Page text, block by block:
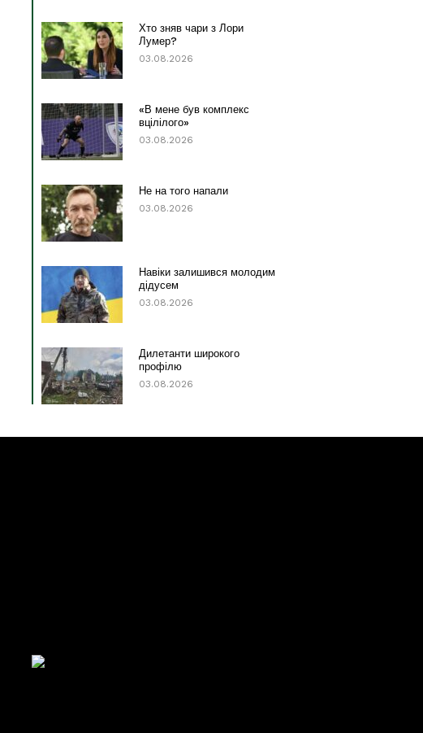
Хто зняв чари з Лори
Лумер?
03.08.2026
«В мене був комплекс
вцілілого»
03.08.2026
Не на того напали
03.08.2026
Навіки залишився молодим
дідусем
03.08.2026
Дилетанти широкого
профілю
03.08.2026